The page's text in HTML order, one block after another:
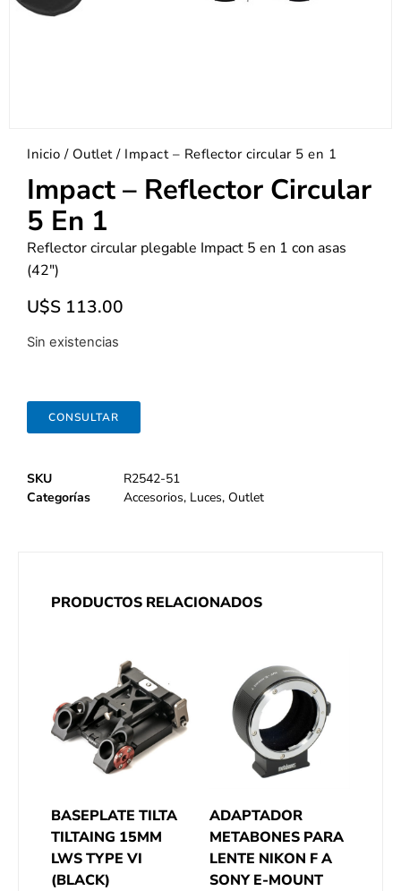
Inicio / Outlet/ Impact – Reflector circular 5 en 1
Impact – Reflector Circular
5 En 1
Reflector circular plegable Impact 5 en 1 con asas
(42″)
U$S 113.00
Sin existencias
CONSULTAR
SKU
R2542-51
Categorías
Accesorios, Luces, Outlet
PRODUCTOS RELACIONADOS
BASEPLATE TILTA
TILTAING 15MM
LWS TYPE VI
(BLACK)
ADAPTADOR
METABONES PARA
LENTE NIKON F A
SONY E-MOUNT